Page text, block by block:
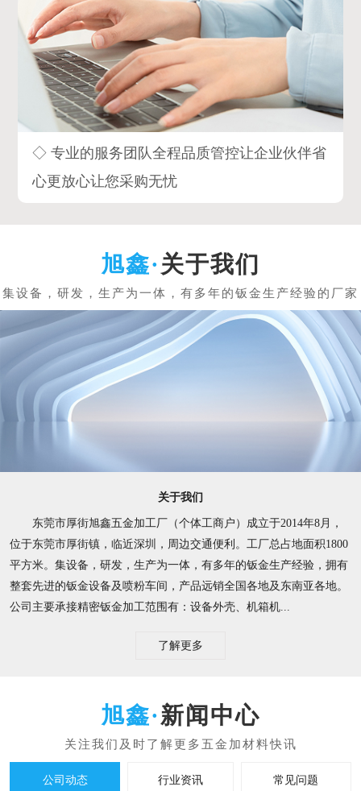
◇ 专业的服务团队全程品质管控让企业伙伴省
心更放心让您采购无忧
关于我们
关于我们
东莞市厚街旭鑫五金加工厂（个体工商户）成立于2014年8月，
位于东莞市厚街镇，临近深圳，周边交通便利。工厂总占地面积1800
平方米。集设备，研发，生产为一体，有多年的钣金生产经验，拥有
整套先进的钣金设备及喷粉车间，产品远销全国各地及东南亚各地。
公司主要承接精密钣金加工范围有：设备外壳、机箱机...
了解更多
新闻中心
公司动态 行业资讯 常见问题